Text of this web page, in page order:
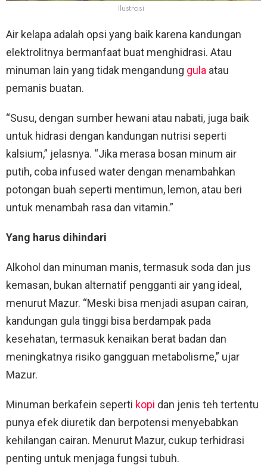
Ilustrasi
Air kelapa adalah opsi yang baik karena kandungan
elektrolitnya bermanfaat buat menghidrasi. Atau
minuman lain yang tidak mengandung gula atau
pemanis buatan.
“Susu, dengan sumber hewani atau nabati, juga baik
untuk hidrasi dengan kandungan nutrisi seperti
kalsium,” jelasnya. “Jika merasa bosan minum air
putih, coba infused water dengan menambahkan
potongan buah seperti mentimun, lemon, atau beri
untuk menambah rasa dan vitamin.”
Yang harus dihindari
Alkohol dan minuman manis, termasuk soda dan jus
kemasan, bukan alternatif pengganti air yang ideal,
menurut Mazur. “Meski bisa menjadi asupan cairan,
kandungan gula tinggi bisa berdampak pada
kesehatan, termasuk kenaikan berat badan dan
meningkatnya risiko gangguan metabolisme,” ujar
Mazur.
Minuman berkafein seperti kopi dan jenis teh tertentu
punya efek diuretik dan berpotensi menyebabkan
kehilangan cairan. Menurut Mazur, cukup terhidrasi
penting untuk menjaga fungsi tubuh.